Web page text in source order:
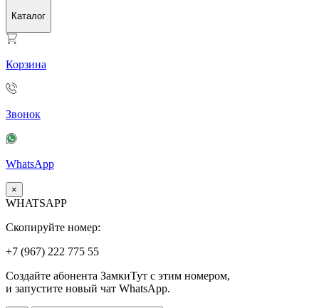
Каталог
Корзина
Звонок
WhatsApp
×
WHATSAPP
Скопируйте номер:
+7 (967) 222 775 55
Создайте абонента ЗамкиТут с этим номером,
и запустите новый чат WhatsApp.